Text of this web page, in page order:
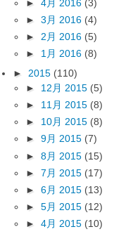
► 4月 2016 (3)
► 3月 2016 (4)
► 2月 2016 (5)
► 1月 2016 (8)
► 2015 (110)
► 12月 2015 (5)
► 11月 2015 (8)
► 10月 2015 (8)
► 9月 2015 (7)
► 8月 2015 (15)
► 7月 2015 (17)
► 6月 2015 (13)
► 5月 2015 (12)
► 4月 2015 (10)